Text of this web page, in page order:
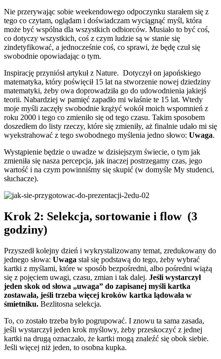
Nie przerywając sobie weekendowego odpoczynku starałem się z
tego co czytam, oglądam i doświadczam wyciągnąć myśl, która
może być wspólna dla wszystkich odbiorców. Musiało to być coś,
co dotyczy wszystkich, coś z czym ludzie są w stanie się
zindetyfikować, a jednocześnie coś, co sprawi, że będę czuł się
swobodnie opowiadając o tym.
Inspirację przyniósł artykuł z Nature. Dotyczył on japońskiego
matematyka, który poświęcił 15 lat na stworzenie nowej dziedziny
matematyki, żeby owa doprowadziła go do udowodnienia jakiejś
teorii. Nabardziej w pamięć zapadło mi właśnie te 15 lat. Wtedy
moje myśli zaczęły swobodnie krążyć wokół moich wspomnień z
roku 2000 i tego co zmieniło się od tego czasu. Takim sposobem
doszedłem do listy rzeczy, które się zmieniły, aż finalnie udało mi się
wyekstrahować z tego swobodnego myślenia jedno słowo: Uwaga.
Wystąpienie będzie o uwadze w dzisiejszym świecie, o tym jak
zmieniła się nasza percepcja, jak inaczej postrzegamy czas, jego
wartość i na czym powinniśmy się skupić (w domyśle My studenci,
słuchacze).
Krok 2: Selekcja, sortowanie i flow (3
godziny)
Przyszedł kolejny dzień i wykrystalizowany temat, zredukowany do
jednego słowa: Uwaga stał się podstawą do tego, żeby wybrać
kartki z myślami, które w sposób bezpośredni, albo pośredni wiążą
się z pojęciem uwagi, czasu, zmian i tak dalej. Jeśli wystarczył
jeden skok od słowa „uwaga” do zapisanej myśli kartka
zostawała, jeśli trzeba więcej kroków kartka lądowała w
śmietniku. Bezlitosna selekcja.
To, co zostało trzeba było pogrupować. I znowu ta sama zasada,
jeśli wystarczył jeden krok myślowy, żeby przeskoczyć z jednej
kartki na drugą oznaczało, że kartki mogą znaleźć się obok siebie.
Jeśli więcej niż jeden, to osobna kupka.